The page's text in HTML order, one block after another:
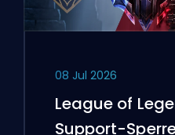
08 Jul 2026
League of
Support-